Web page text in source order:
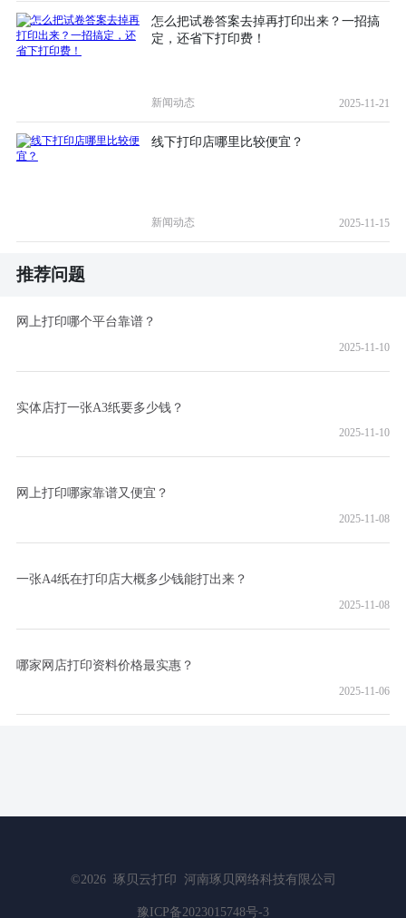
怎么把试卷答案去掉再打印出来？一招搞
定，还省下打印费！
新闻动态 2025-11-21
线下打印店哪里比较便宜？
新闻动态 2025-11-15
推荐问题
网上打印哪个平台靠谱？
2025-11-10
实体店打一张A3纸要多少钱？
2025-11-10
网上打印哪家靠谱又便宜？
2025-11-08
一张A4纸在打印店大概多少钱能打出来？
2025-11-08
哪家网店打印资料价格最实惠？
2025-11-06
©2026 琢贝云打印 河南琢贝网络科技有限公司
豫ICP备2023015748号-3